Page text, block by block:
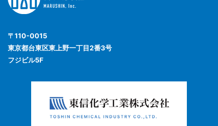
〒110-0015
東京都台東区東上野一丁目2番3号
フジビル5F